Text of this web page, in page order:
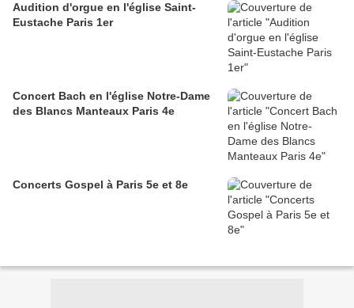
Audition d'orgue en l'église Saint-
Eustache Paris 1er
Concert Bach en l'église Notre-Dame
des Blancs Manteaux Paris 4e
Concerts Gospel à Paris 5e et 8e